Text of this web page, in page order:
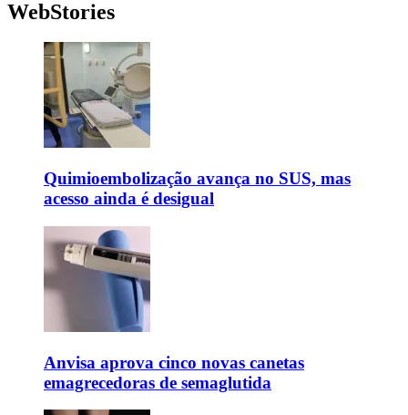
WebStories
Quimioembolização avança no SUS, mas
acesso ainda é desigual
Anvisa aprova cinco novas canetas
emagrecedoras de semaglutida